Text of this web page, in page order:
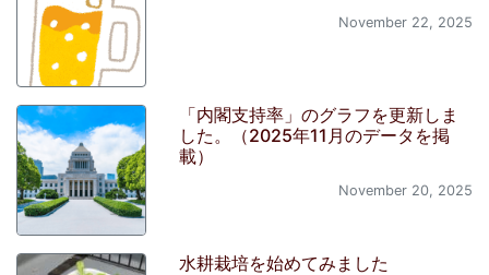
November 22, 2025
「内閣支持率」のグラフを更新しま
した。（2025年11月のデータを掲
載）
November 20, 2025
水耕栽培を始めてみました